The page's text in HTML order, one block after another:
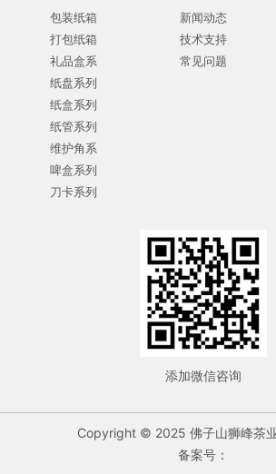
包装纸箱
打包纸箱
礼品盒系
纸盘系列
纸盒系列
纸管系列
维护角系
啤盒系列
刀卡系列
新闻动态
技术支持
常见问题
添加微信咨询
Copyright © 2025 佛子山狮峰茶
备案号：